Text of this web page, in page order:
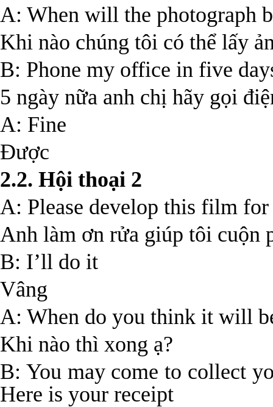
A: When will the photograph
Khi nào chúng tôi có thể lấy
B: Phone my office in five
5 ngày nữa anh chị hãy gọi
A: Fine
Được
2.2. Hội thoại 2
A: Please develop this film for
Anh làm ơn rửa giúp tôi cuộn
B: I’ll do it
Vâng
A: When do you think it will
Khi nào thì xong ạ?
B: You may come to collect
Here is your receipt